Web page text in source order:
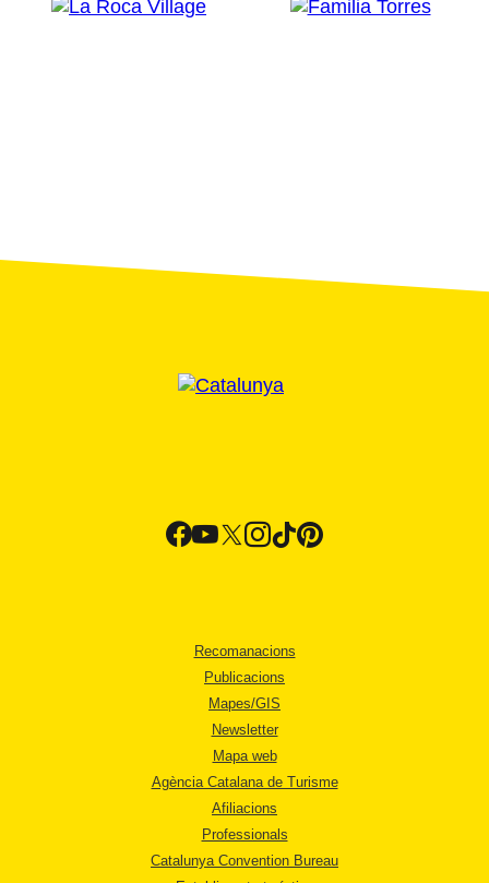
Recomanacions
Publicacions
Mapes/GIS
Newsletter
Mapa web
Agència Catalana de Turisme
Afiliacions
Professionals
Catalunya Convention Bureau